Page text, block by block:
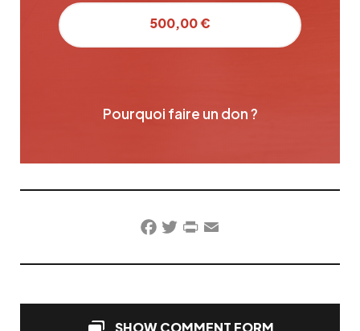
500,00 €
Pourquoi faire un don ?
Facebook
TwitterPrintFriendly
Email